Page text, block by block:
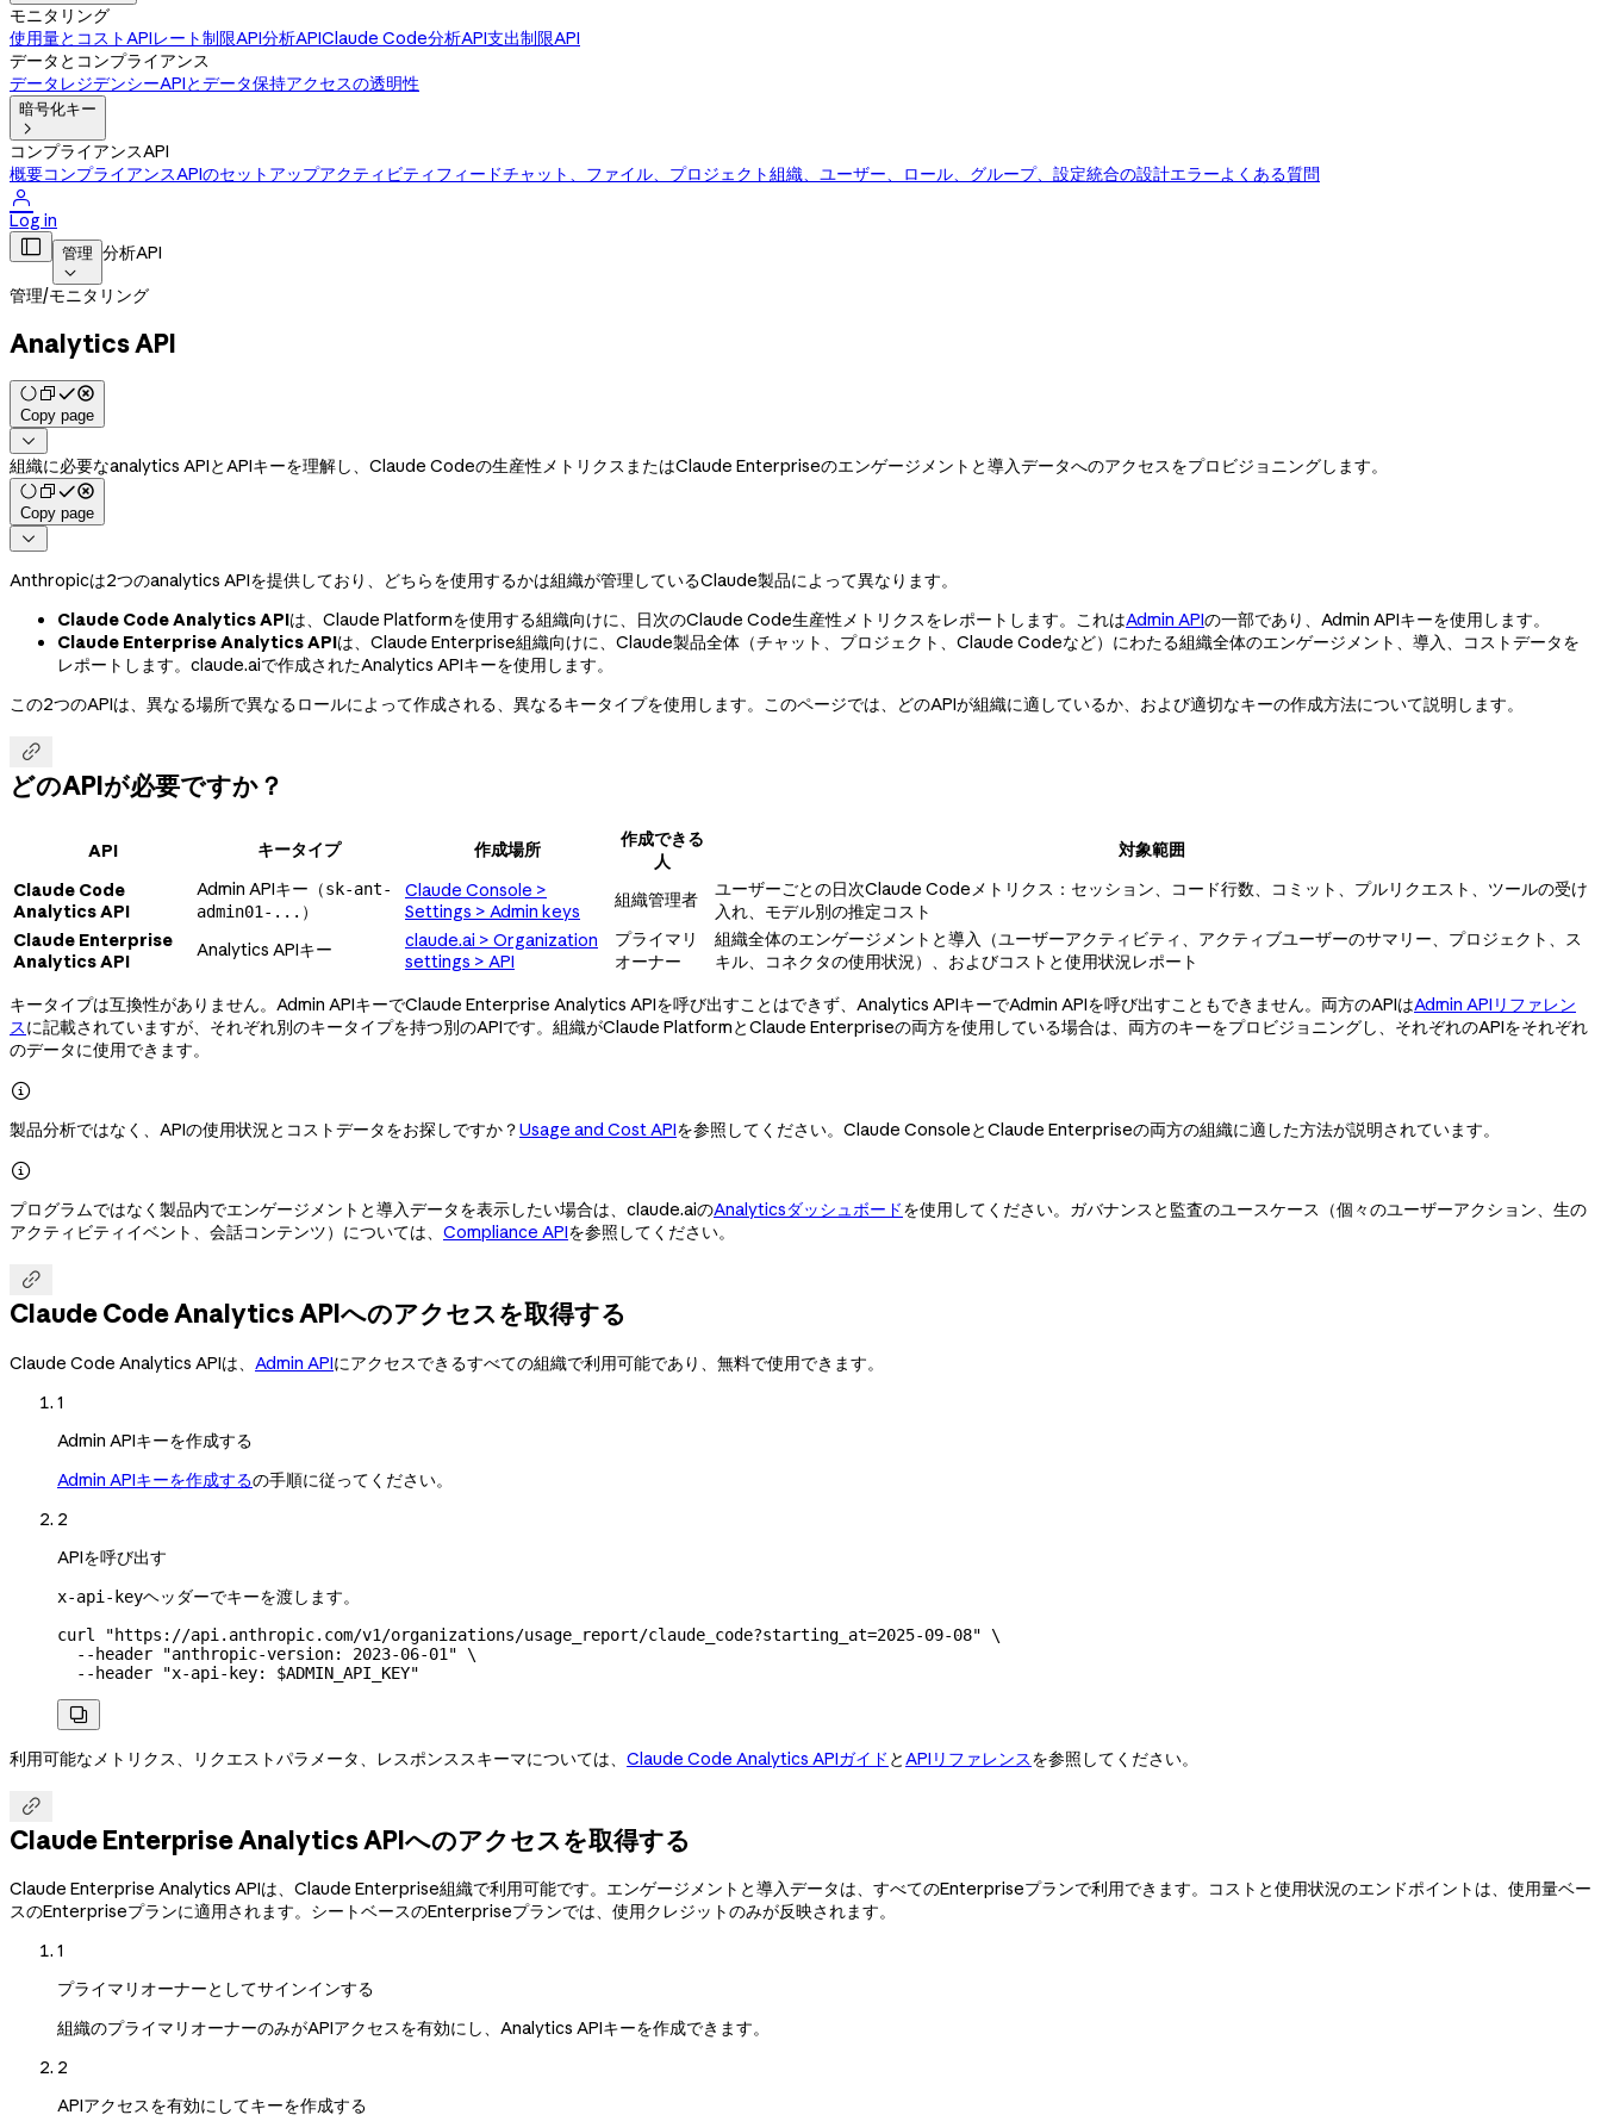
モニタリング
使用量とコストAPIレート制限API分析APIClaude Code分析API支出制限API
データとコンプライアンス
データレジデンシーAPIとデータ保持アクセスの透明性
暗号化キー

コンプライアンスAPI
概要コンプライアンスAPIのセットアップアクティビティフィードチャット、ファイル、プロジェクト組織、ユーザー、ロール、グループ、設定統合の設計エラーよくある質問

Log in
 管理

分析API
管理/モニタリング
Analytics API
Copy page

組織に必要なanalytics APIとAPIキーを理解し、Claude Codeの生産性メトリクスまたはClaude Enterpriseのエンゲージメントと導入データへのアクセスをプロビジョニングします。
Copy page

Anthropicは2つのanalytics APIを提供しており、どちらを使用するかは組織が管理しているClaude製品によって異なります。
Claude Code Analytics APIは、Claude Platformを使用する組織向けに、日次のClaude Code生産性メトリクスをレポートします。これはAdmin APIの一部であり、Admin APIキーを使用します。
Claude Enterprise Analytics APIは、Claude Enterprise組織向けに、Claude製品全体（チャット、プロジェクト、Claude Codeなど）にわたる組織全体のエンゲージメント、導入、コストデータを
レポートします。claude.aiで作成されたAnalytics APIキーを使用します。
この2つのAPIは、異なる場所で異なるロールによって作成される、異なるキータイプを使用します。このページでは、どのAPIが組織に適しているか、および適切なキーの作成方法について説明します。

どのAPIが必要ですか？
API キータイプ 作成場所
作成できる
人
対象範囲
Claude Code
Analytics API
Admin APIキー（sk-ant-
admin01-... ）
Claude Console >
Settings > Admin keys
組織管理者
ユーザーごとの日次Claude Codeメトリクス：セッション、コード行数、コミット、プルリクエスト、ツールの受け
入れ、モデル別の推定コスト
Claude Enterprise
Analytics API
Analytics APIキー
claude.ai > Organization
settings > API
プライマリ
オーナー
組織全体のエンゲージメントと導入（ユーザーアクティビティ、アクティブユーザーのサマリー、プロジェクト、ス
キル、コネクタの使用状況）、およびコストと使用状況レポート
キータイプは互換性がありません。Admin APIキーでClaude Enterprise Analytics APIを呼び出すことはできず、Analytics APIキーでAdmin APIを呼び出すこともできません。両方のAPIはAdmin APIリファレン
スに記載されていますが、それぞれ別のキータイプを持つ別のAPIです。組織がClaude PlatformとClaude Enterpriseの両方を使用している場合は、両方のキーをプロビジョニングし、それぞれのAPIをそれぞれ
のデータに使用できます。

製品分析ではなく、APIの使用状況とコストデータをお探しですか？Usage and Cost APIを参照してください。Claude ConsoleとClaude Enterpriseの両方の組織に適した方法が説明されています。

プログラムではなく製品内でエンゲージメントと導入データを表示したい場合は、claude.aiのAnalyticsダッシュボードを使用してください。ガバナンスと監査のユースケース（個々のユーザーアクション、生の
アクティビティイベント、会話コンテンツ）については、 Compliance APIを参照してください。

Claude Code Analytics APIへのアクセスを取得する
Claude Code Analytics APIは、 Admin APIにアクセスできるすべての組織で利用可能であり、無料で使用できます。
1
Admin APIキーを作成する
Admin APIキーを作成するの手順に従ってください。
2
APIを呼び出す
x-api-keyヘッダーでキーを渡します。
curl "https://api.anthropic.com/v1/organizations/usage_report/claude_code?starting_at=2025-09-08" \
  --header
"anthropic-version: 2023-06-01" \
  --header
"x-api-key: $ADMIN_API_KEY"

利用可能なメトリクス、リクエストパラメータ、レスポンススキーマについては、 Claude Code Analytics APIガイド と APIリファレンスを参照してください。

Claude Enterprise Analytics APIへのアクセスを取得する
Claude Enterprise Analytics APIは、Claude Enterprise組織で利用可能です。エンゲージメントと導入データは、すべてのEnterpriseプランで利用できます。コストと使用状況のエンドポイントは、使用量ベー
スのEnterpriseプランに適用されます。シートベースのEnterpriseプランでは、使用クレジットのみが反映されます。
1
プライマリオーナーとしてサインインする
組織のプライマリオーナーのみがAPIアクセスを有効にし、Analytics APIキーを作成できます。
2
APIアクセスを有効にしてキーを作成する